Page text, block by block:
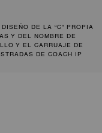
DE LA “C” PROPIA
Y DEL NOMBRE DE
Y EL CARRUAJE DE
DE COACH IP